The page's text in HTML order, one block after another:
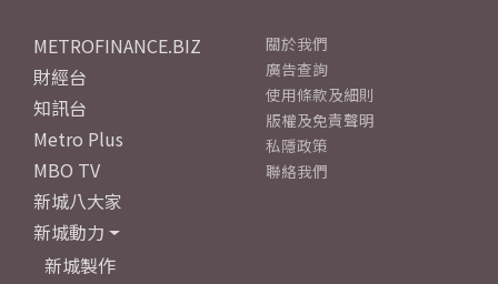
METROFINANCE.BIZ
財經台
知訊台
Metro Plus
MBO TV
新城八大家
新城動力
新城製作
關於我們
廣告查詢
使用條款及細則
版權及免責聲明
私隱政策
聯絡我們